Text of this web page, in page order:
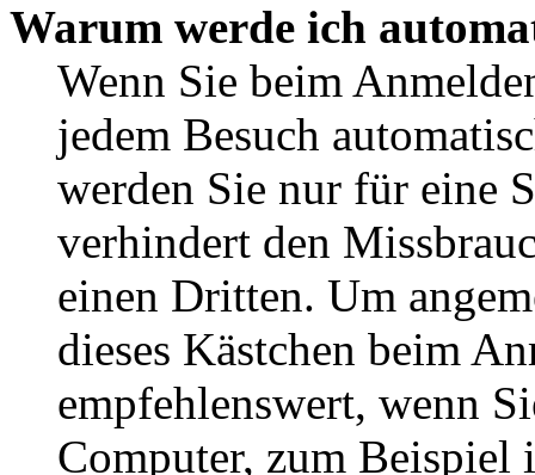
Warum werde ich
Wenn Sie beim
jedem Besuch
werden Sie nur für eine
verhindert den
einen Dritten. Um
dieses Kästchen beim
empfehlenswert, wenn
Computer, zum Beispiel